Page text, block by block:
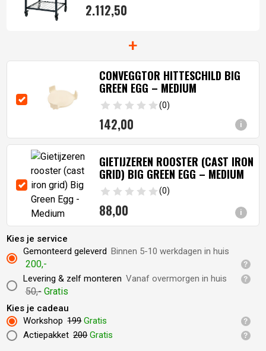
2.112,50
+
i
CONVEGGTOR HITTESCHILD BIG
GREEN EGG – MEDIUM
(0)
142,00
i
GIETIJZEREN ROOSTER (CAST IRON
GRID) BIG GREEN EGG – MEDIUM
(0)
88,00
Kies je service
Gemonteerd geleverd
Binnen 5-10 werkdagen in huis
200,-
Levering & zelf monteren Vanaf overmorgen in huis
50,- Gratis
Kies je cadeau
Workshop 199Gratis
Actiepakket 200Gratis